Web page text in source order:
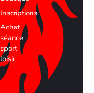
Inscriptions
Achat
séance
sport
loisir